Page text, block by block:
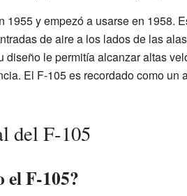
1955 y empezó a usarse en 1958.
de aire a los lados de las
diseño le permitía alcanzar altas
El F-105 es recordado como un
del F-105
el F-105?